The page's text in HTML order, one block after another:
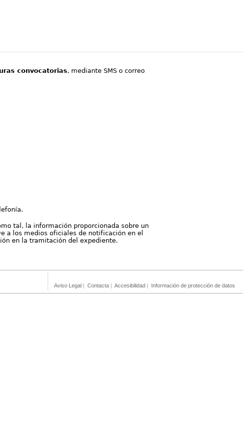
convocatorias, mediante SMS o correo
tal, la información proporcionada sobre un
a los medios oficiales de notificación en el
en la tramitación del expediente.
Aviso Legal | Contacta | Accesibilidad | Información de protección de datos